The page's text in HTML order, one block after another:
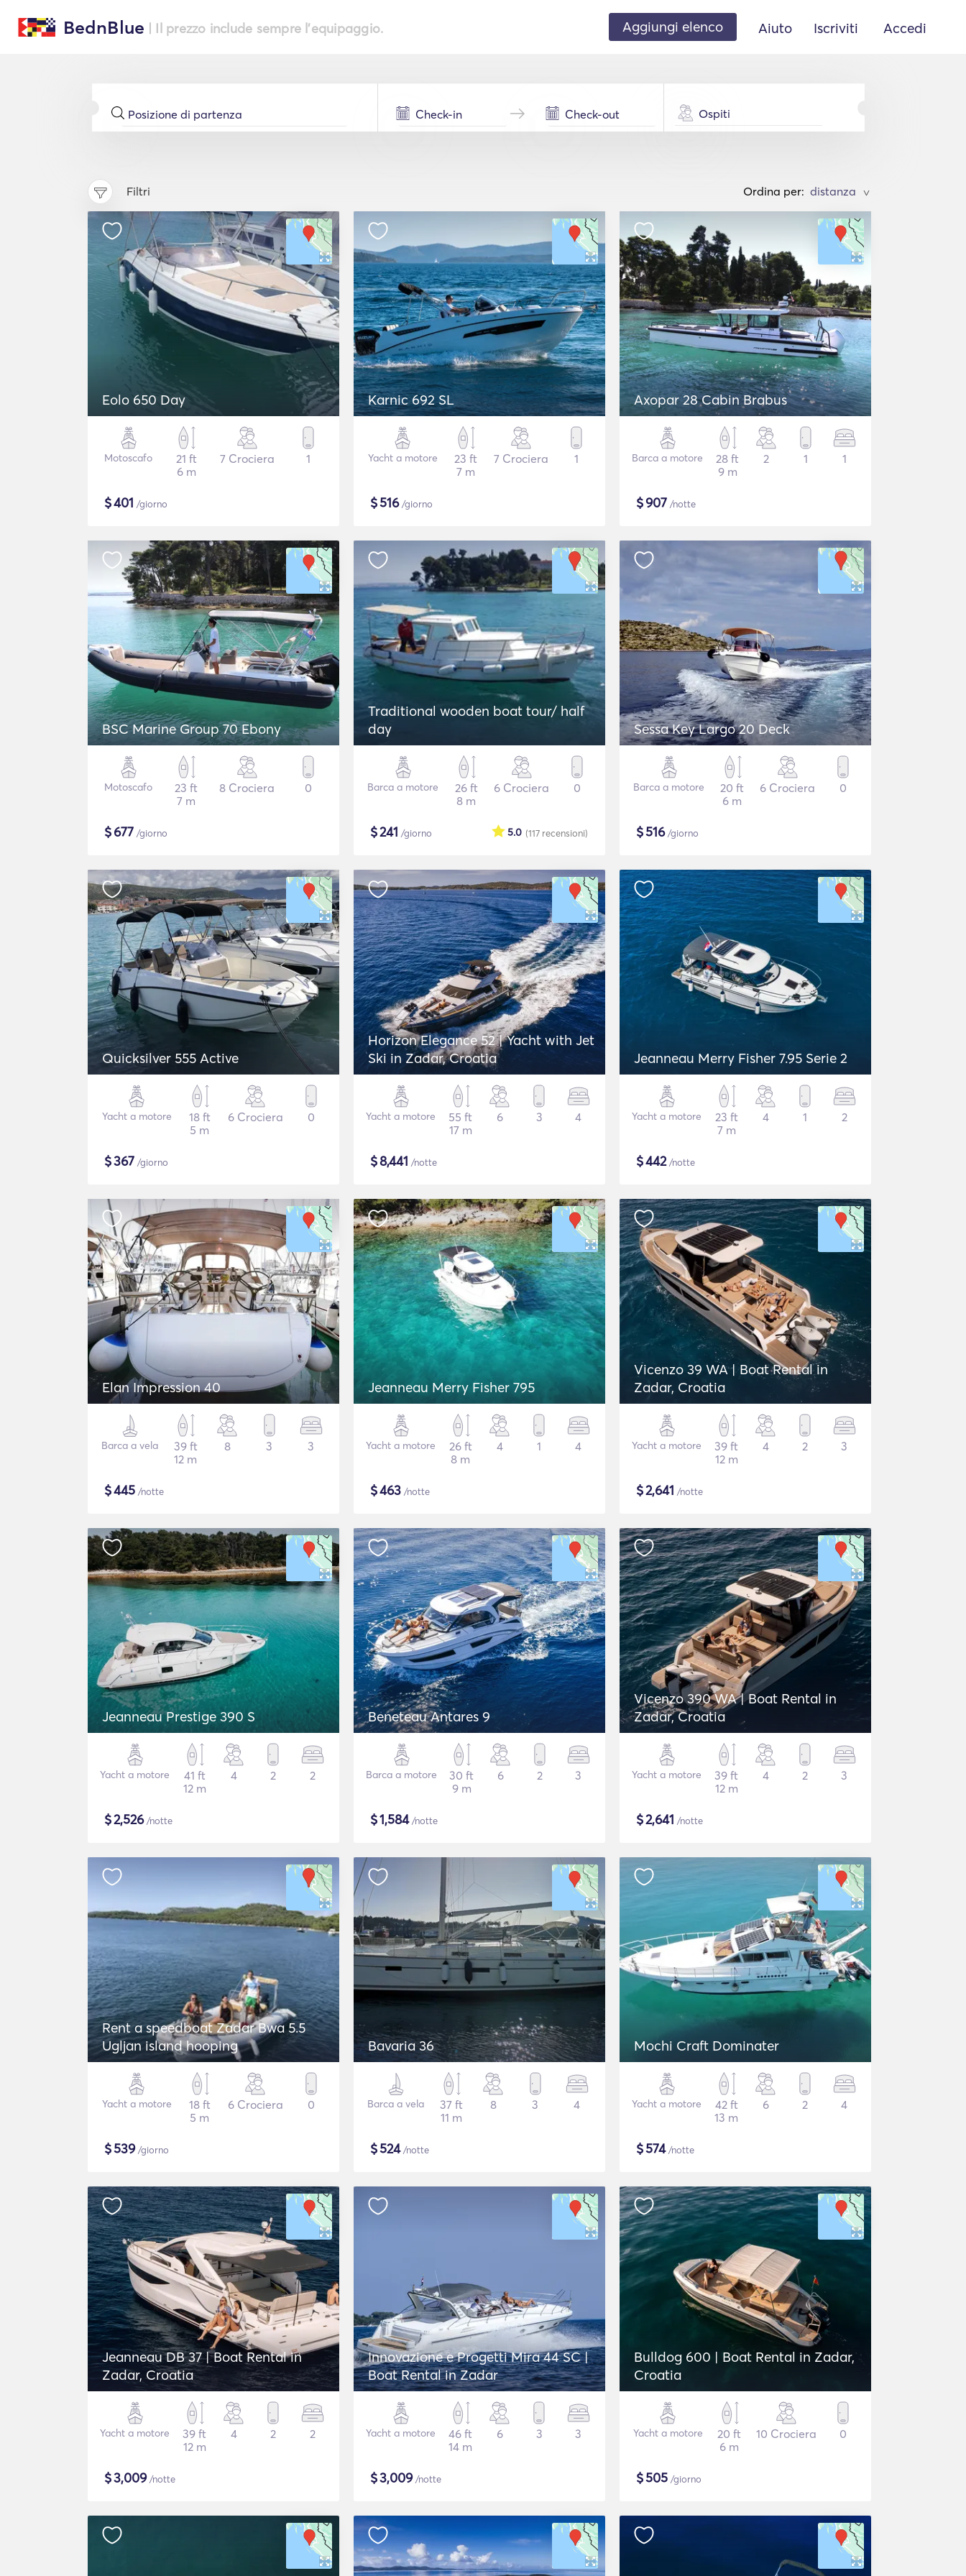
BednBlue | Il prezzo include sempre l'equipaggio. Aggiungi elenco Aiuto Iscriviti Accedi
Ospiti
Filtri Ordina per: >
Eolo 650 Day
Motoscafo
21 ft
6 m
7 Crociera 1
$401 /giorno
Karnic 692 SL
Yacht a motore
23 ft
7 m
7 Crociera 1
$516/giorno
Axopar 28 Cabin Brabus
Barca a motore
28 ft
9 m
2 1 1
$907 /notte
BSC Marine Group 70 Ebony
Motoscafo
23 ft
7 m
8 Crociera 0
$677 /giorno
Traditional wooden boat tour/ half
day
Barca a motore
26 ft
8 m
6 Crociera 0
$241 /giorno (117 recensioni)
5.0
Sessa Key Largo 20 Deck
Barca a motore
20 ft
6 m
6 Crociera 0
$516/giorno
Quicksilver 555 Active
Yacht a motore
18 ft
5 m
6 Crociera 0
$367 /giorno
Horizon Elegance 52 | Yacht with Jet
Ski in Zadar, Croatia
Yacht a motore
55 ft
17 m
6 3 4
$8,441 /notte
Jeanneau Merry Fisher 7.95 Serie 2
Yacht a motore
23 ft
7 m
4 1 2
$442/notte
Elan Impression 40
Barca a vela
39 ft
12 m
8 3 3
$445 /notte
Jeanneau Merry Fisher 795
Yacht a motore
26 ft
8 m
4 1 4
$463 /notte
Vicenzo 39 WA | Boat Rental in
Zadar, Croatia
Yacht a motore
39 ft
12 m
4 2 3
$2,641 /notte
Jeanneau Prestige 390 S
Yacht a motore
41 ft
12 m
4 2 2
$2,526/notte
Beneteau Antares 9
Barca a motore
30 ft
9 m
6 2 3
$1,584/notte
Vicenzo 390 WA | Boat Rental in
Zadar, Croatia
Yacht a motore
39 ft
12 m
4 2 3
$2,641 /notte
Rent a speedboat Zadar Bwa 5.5
Ugljan island hooping
Yacht a motore
18 ft
5 m
6 Crociera 0
$539/giorno
Bavaria 36
Barca a vela
37 ft
11 m
8 3 4
$524/notte
Mochi Craft Dominater
Yacht a motore
42 ft
13 m
6 2 4
$574/notte
Jeanneau DB 37 | Boat Rental in
Zadar, Croatia
Yacht a motore
39 ft
12 m
4 2 2
$3,009/notte
Innovazione e Progetti Mira 44 SC |
Boat Rental in Zadar
Yacht a motore
46 ft
14 m
6 3 3
$3,009/notte
Bulldog 600 | Boat Rental in Zadar,
Croatia
Yacht a motore
20 ft
6 m
10 Crociera 0
$505 /giorno